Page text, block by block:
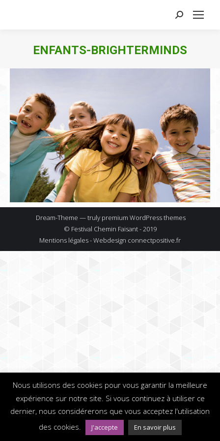
Search:
ENFANTS-BRIGHTERMINDS
Dream-Theme — truly premium WordPress themes
© Festival Chemin Faisant - 2019
Mentions légales - Webdesign connectpositive.fr
Nous utilisons des cookies pour vous garantir la meilleure
expérience sur notre site. Si vous continuez à utiliser ce
dernier, nous considérerons que vous acceptez l'utilisation
des cookies.
J'accepte En savoir plus